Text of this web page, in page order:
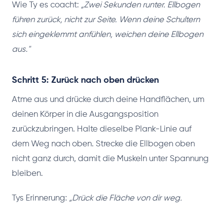
Wie Ty es coacht: „Zwei Sekunden runter. Ellbogen
führen zurück, nicht zur Seite. Wenn deine Schultern
sich eingeklemmt anfühlen, weichen deine Ellbogen
aus."
Schritt 5: Zurück nach oben drücken
Atme aus und drücke durch deine Handflächen, um
deinen Körper in die Ausgangsposition
zurückzubringen. Halte dieselbe Plank-Linie auf
dem Weg nach oben. Strecke die Ellbogen oben
nicht ganz durch, damit die Muskeln unter Spannung
bleiben.
Tys Erinnerung: „Drück die Fläche von dir weg.